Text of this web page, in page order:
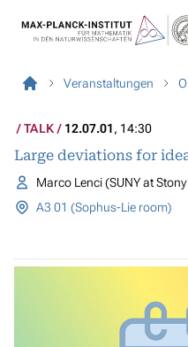
Veranstaltungen
TALK 12.07.01, 14:30
Large deviations for
Marco Lenci (SUNY at
A3 01 (Sophus-Lie room)